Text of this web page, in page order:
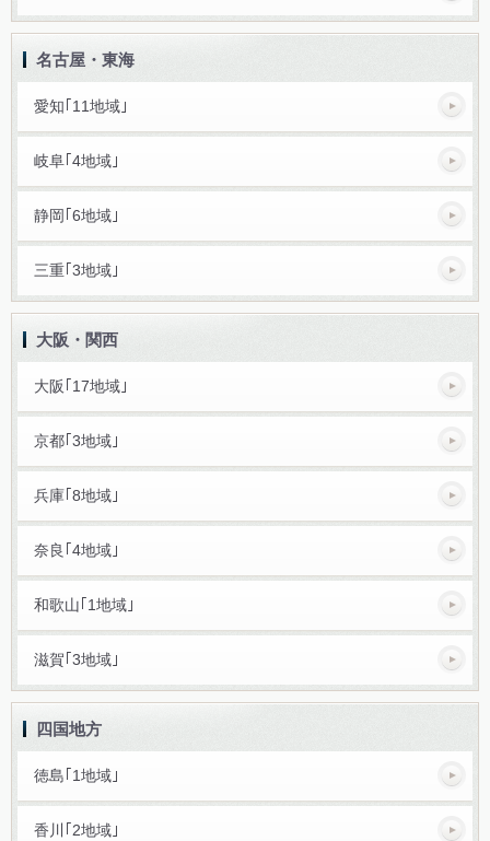
名古屋・東海
愛知｢11地域｣
岐阜｢4地域｣
静岡｢6地域｣
三重｢3地域｣
大阪・関西
大阪｢17地域｣
京都｢3地域｣
兵庫｢8地域｣
奈良｢4地域｣
和歌山｢1地域｣
滋賀｢3地域｣
四国地方
徳島｢1地域｣
香川｢2地域｣